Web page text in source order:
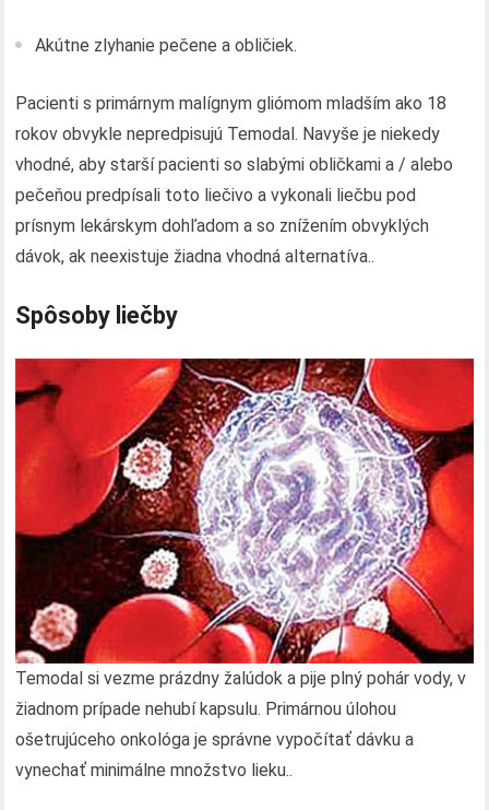
Akútne zlyhanie pečene a obličiek.
Pacienti s primárnym malígnym gliómom mladším ako 18
rokov obvykle nepredpisujú Temodal. Navyše je niekedy
vhodné, aby starší pacienti so slabými obličkami a / alebo
pečeňou predpísali toto liečivo a vykonali liečbu pod
prísnym lekárskym dohľadom a so znížením obvyklých
dávok, ak neexistuje žiadna vhodná alternatíva..
Spôsoby liečby
Temodal si vezme prázdny žalúdok a pije plný pohár vody, v
žiadnom prípade nehubí kapsulu. Primárnou úlohou
ošetrujúceho onkológa je správne vypočítať dávku a
vynechať minimálne množstvo lieku..